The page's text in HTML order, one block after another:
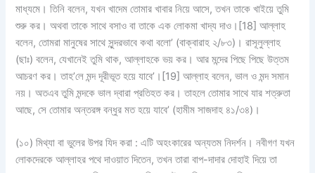
মাধ্যমে। তিনি বলেন, যখন খাদেম তোমার খাবার নিয়ে আসে, তখন তাকে খাইয়ে তুমি
শুরু কর। অথবা তাকে সাথে বসাও বা তাকে এক লোকমা খাদ্য দাও।[18] আল্লাহ
বলেন, তোমরা মানুষের সাথে সুন্দরভাবে কথা বলো’ (বাক্বারাহ ২/৮৩)। রাসূলুল্লাহ
(ছাঃ) বলেন, যেখানেই তুমি থাক, আল্লাহকে ভয় কর। আর মন্দের পিছে পিছে উত্তম
আচরণ কর। তাহ’লে মন্দ দূরীভূত হয়ে যাবে’।[19] আল্লাহ বলেন, ভাল ও মন্দ সমান
নয়। অতএব তুমি মন্দকে ভাল দ্বারা প্রতিহত কর। তাহলে তোমার সাথে যার শত্রুতা
আছে, সে তোমার অন্তরঙ্গ বন্ধুর মত হয়ে যাবে’ (হামীম সাজদাহ ৪১/৩৪)।
(১০) মিথ্যা বা ভুলের উপর যিদ করা : এটি অহংকারের অন্যতম নিদর্শন। নবীগণ যখন
লোকদেরকে আল্লাহর পথে দাওয়াত দিতেন, তখন তারা বাপ-দাদার দোহাই দিয়ে তা